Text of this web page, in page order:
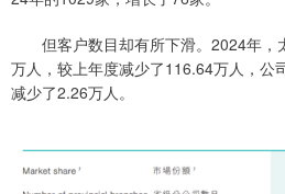
但客户数目却有所下滑。2024年，
万人，较上年度减少了116.64万人，公
减少了2.26万人。